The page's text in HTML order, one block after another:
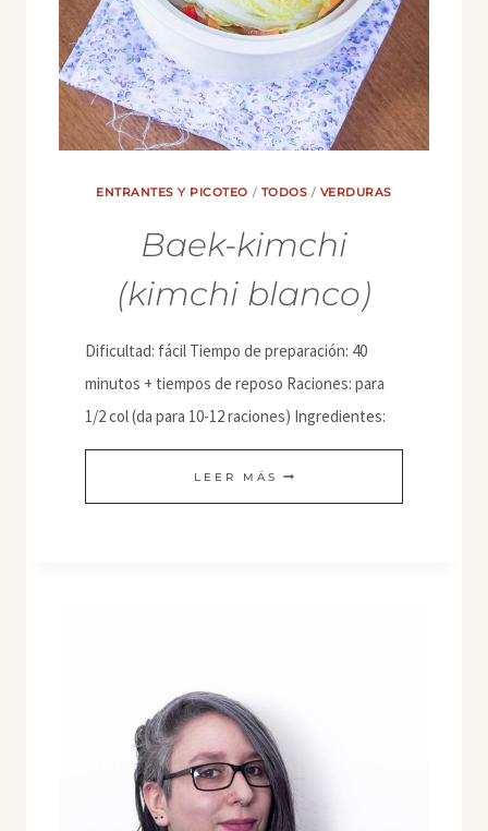
ENTRANTES Y PICOTEO / TODOS / VERDURAS
Baek-kimchi
(kimchi blanco)
Dificultad: fácil Tiempo de preparación: 40
minutos + tiempos de reposo Raciones: para
1/2 col (da para 10-12 raciones) Ingredientes:
LEER MÁS BAEK-
KIMCHI